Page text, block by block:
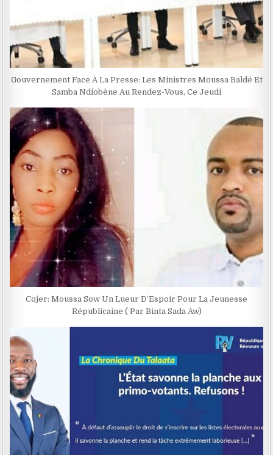
Gouvernement Face À La Presse: Les Ministres Moussa Baldé Et
Samba Ndiobène Au Rendez-Vous, Ce Jeudi
Cojer: Moussa Sow Un Lueur D’Espoir Pour La Jeunesse
Républicaine ( Par Binta Sada Aw)